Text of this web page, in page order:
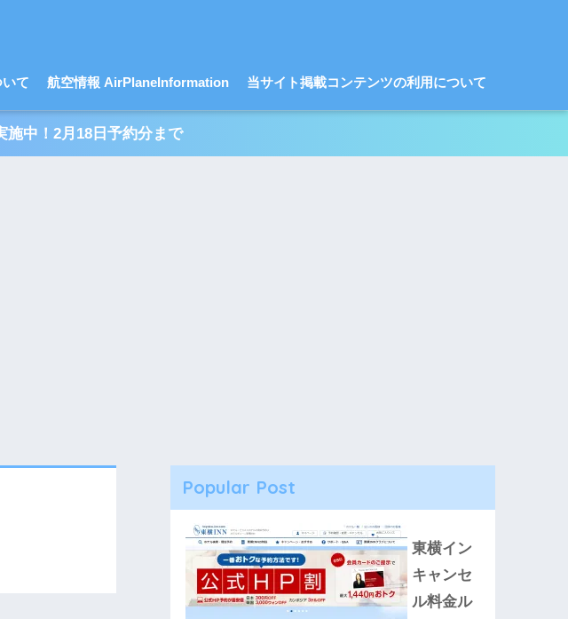
て 航空情報 AirPlaneInformation 当サイト掲載コンテンツの利用について
中！2月18日予約分まで
Popular Post
東横イン
キャンセ
ル料金ル